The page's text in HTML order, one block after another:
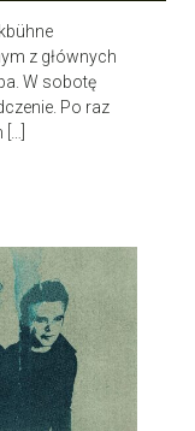
z głównych
W sobotę
Po raz